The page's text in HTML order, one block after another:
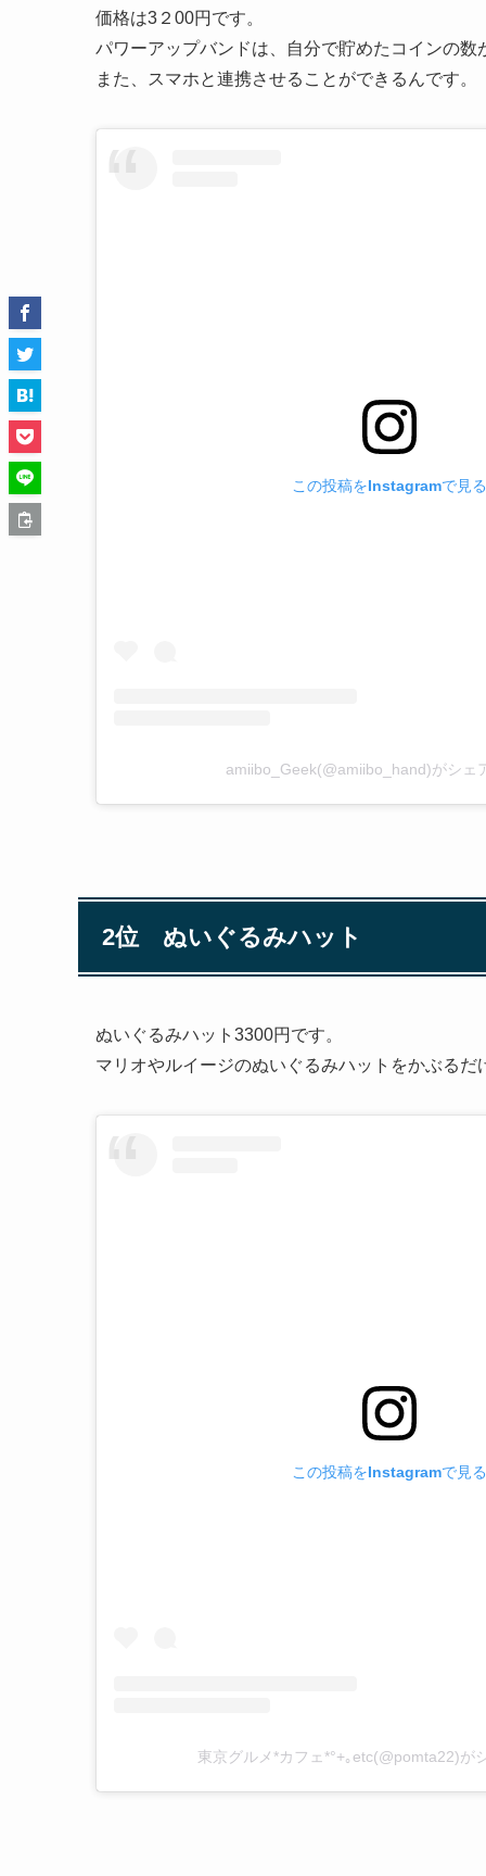
価格は3２00円です。
パワーアップバンドは、自分で貯めたコインの数
また、スマホと連携させることができるんです。
この投稿をInstagramで見る
amiibo_Geek(@amiibo_hand)がシェ
2位 ぬいぐるみハット
ぬいぐるみハット3300円です。
マリオやルイージのぬいぐるみハットをかぶるだ
この投稿をInstagramで見る
東京グルメ*カフェ*°+｡etc(@pomta22)が